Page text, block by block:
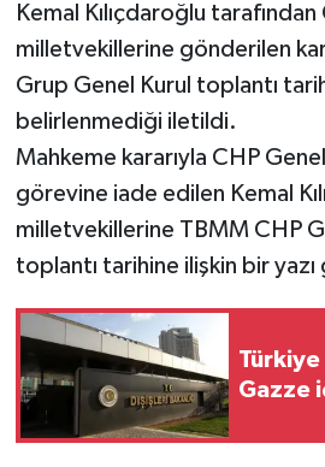
Kemal Kılıçdaroğlu tarafından
milletvekillerine gönderilen
Grup Genel Kurul toplantı
belirlenmediği iletildi.
Mahkeme kararıyla CHP Genel
görevine iade edilen Kemal
milletvekillerine TBMM CHP
toplantı tarihine ilişkin bir
Gazze